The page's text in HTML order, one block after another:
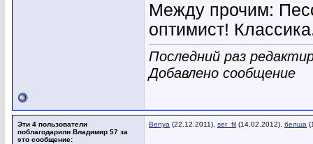
Между прочим:
оптимист!
Последний раз
Добавлено сообщение
Эти 4 пользователи
поблагодарили Владимир 57 за
это сообщение:
Benya (22.12.2011), ser_fil (14.02.2012), белша